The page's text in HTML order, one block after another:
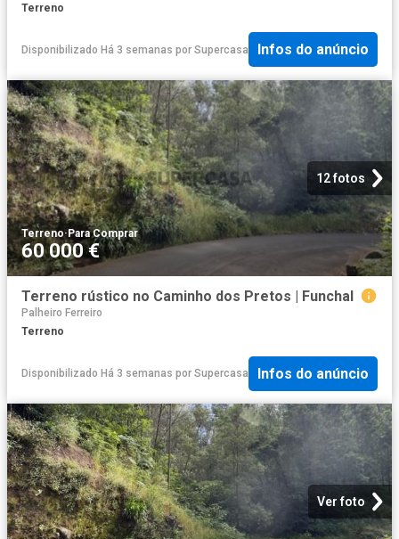
Terreno
Disponibilizado Há 3 semanas por Supercasa Infos do anúncio
12 fotos
Terreno·Para Comprar
60 000 €
Terreno rústico no Caminho dos Pretos | Funchal
Palheiro Ferreiro
Terreno
Disponibilizado Há 3 semanas por Supercasa Infos do anúncio
Ver foto